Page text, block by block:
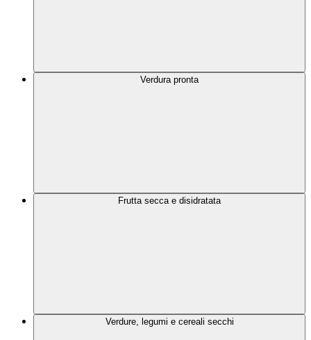
Verdura pronta
Frutta secca e disidratata
Verdure, legumi e cereali secchi